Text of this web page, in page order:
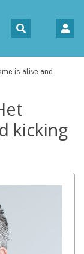
is alive and
kicking